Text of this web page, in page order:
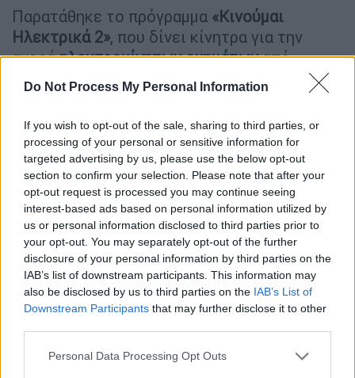
Do Not Process My Personal Information
If you wish to opt-out of the sale, sharing to third parties, or
processing of your personal or sensitive information for
targeted advertising by us, please use the below opt-out
section to confirm your selection. Please note that after your
opt-out request is processed you may continue seeing
interest-based ads based on personal information utilized by
us or personal information disclosed to third parties prior to
your opt-out. You may separately opt-out of the further
disclosure of your personal information by third parties on the
IAB’s list of downstream participants. This information may
also be disclosed by us to third parties on the IAB’s List of
Downstream Participants that may further disclose it to other
Please note that this website/app uses one or more Google
Personal Data Processing Opt Outs
Παρατάθηκε το πρόγραμμα «Κινούμαι
Ηλεκτρικά 2», που δίνει κίνητρα για την
αγοράηλεκτροκίνητων οχημάτωναπό
ιδιώτες.
τροποποιείται ο Β΄ Κύκλος του
Προγράμματος ως εξής:
Αυξάνεται ο προϋπολογισμός της
δράσης στα 65 εκατ. ευρώκαι
παράλληλα, παρέχεται η δυνατότητα
μεταφοράς αδιάθετων πόρων από μία
κατηγορία οχημάτων σε άλλη, για την
οποία οι πόροι έχουν εξαντληθεί.
Ορίζεταιπροθεσμία 45 ημερών για την
υποβολή δελτίου παραγγελίας οχήματος
από τον δικαιούχο,με καταβολή